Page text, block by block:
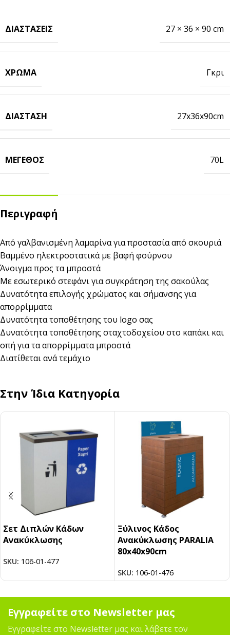
ΔΙΑΣΤΆΣΕΙΣ 27 × 36 × 90 cm
ΧΡΏΜΑ Γκρι
ΔΙΆΣΤΑΣΗ 27x36x90cm
ΜΈΓΕΘΟΣ 70L
Περιγραφή
Από γαλβανισμένη λαμαρίνα για προστασία από σκουριά
Βαμμένο ηλεκτροστατικά με βαφή φούρνου
Άνοιγμα προς τα μπροστά
Με εσωτερικό στεφάνι για συγκράτηση της σακούλας
Δυνατότητα επιλογής χρώματος και σήμανσης για
απορρίμματα
Δυνατότητα τοποθέτησης του logo σας
Δυνατότητα τοποθέτησης σταχτοδοχείου στο καπάκι και
οπή για τα απορρίμματα μπροστά
Διατίθεται ανά τεμάχιο
Στην Ίδια Κατηγορία
Σετ Διπλών Κάδων
Ανακύκλωσης
SKU: 106-01-477
Ξύλινος Κάδος
Ανακύκλωσης PARALIA
80x40x90cm
SKU: 106-01-476
Εγγραφείτε στο Newsletter μας
Εγγραφείτε στο Newsletter μας και λάβετε τον